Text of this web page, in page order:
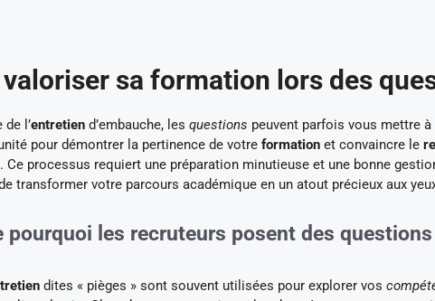
valoriser sa formation lors des
de l’entretien d’embauche, les questions peuvent parfois vous mettre à
pour démontrer la pertinence de votre formation et convaincre le
. Ce processus requiert une préparation minutieuse et une bonne
transformer votre parcours académique en un atout précieux aux
pourquoi les recruteurs posent des
dites « pièges » sont souvent utilisées pour explorer vos